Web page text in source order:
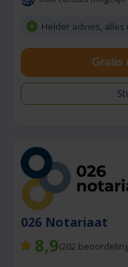
Helder advies,
Gratis
026 Notariaat
8,9(202